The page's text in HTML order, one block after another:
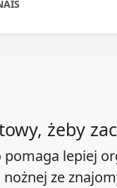
żeby
pomaga lepiej
nożnej ze